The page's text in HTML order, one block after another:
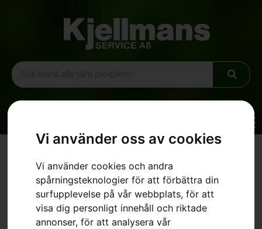
Vi använder oss av cookies
Vi använder cookies och andra
spårningsteknologier för att förbättra din
surfupplevelse på vår webbplats, för att
visa dig personligt innehåll och riktade
annonser, för att analysera vår
»Sortiment »HUSQVARNA C80 Laddskena